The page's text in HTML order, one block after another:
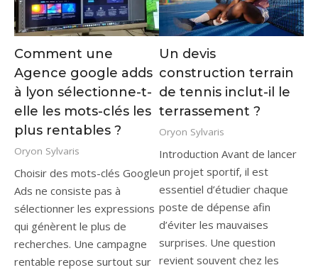
Comment une
Agence google adds
à lyon sélectionne-t-
elle les mots-clés les
plus rentables ?
Oryon Sylvaris
Choisir des mots-clés Google
Ads ne consiste pas à
sélectionner les expressions
qui génèrent le plus de
recherches. Une campagne
rentable repose surtout sur
Un devis
construction terrain
de tennis inclut-il le
terrassement ?
Oryon Sylvaris
Introduction Avant de lancer
un projet sportif, il est
essentiel d’étudier chaque
poste de dépense afin
d’éviter les mauvaises
surprises. Une question
revient souvent chez les